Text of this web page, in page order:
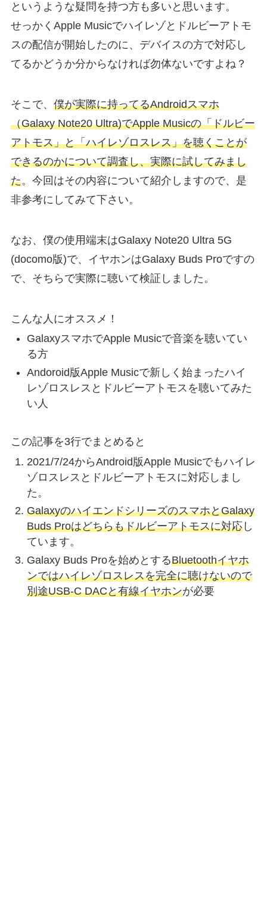
というような疑問を持つ方も多いと思います。
せっかくApple Musicでハイレゾとドルビーアトモ
スの配信が開始したのに、デバイスの方で対応し
てるかどうか分からなければ勿体ないですよね？
そこで、 僕が実際に持ってるAndroidスマホ
（Galaxy Note20 Ultra)でApple Musicの「ドルビー
アトモス」と「ハイレゾロスレス」を聴くことが
できるのかについて調査し、実際に試してみまし
た。今回はその内容について紹介しますので、是
非参考にしてみて下さい。
なお、僕の使用端末はGalaxy Note20 Ultra 5G
(docomo版)で、イヤホンはGalaxy Buds Proですの
で、そちらで実際に聴いて検証しました。
こんな人にオススメ！
GalaxyスマホでApple Musicで音楽を聴いてい
る方
Andoroid版Apple Musicで新しく始まったハイ
レゾロスレスとドルビーアトモスを聴いてみた
い人
この記事を3行でまとめると
2021/7/24からAndroid版Apple Musicでもハイレ
ゾロスレスとドルビーアトモスに対応しまし
た。
GalaxyのハイエンドシリーズのスマホとGalaxy
Buds Proはどちらもドルビーアトモスに対応し
ています。
Galaxy Buds Proを始めとするBluetoothイヤホ
ンではハイレゾロスレスを完全に聴けないので
別途USB-C DACと有線イヤホンが必要